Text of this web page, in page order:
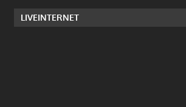
LIVEINTERNET